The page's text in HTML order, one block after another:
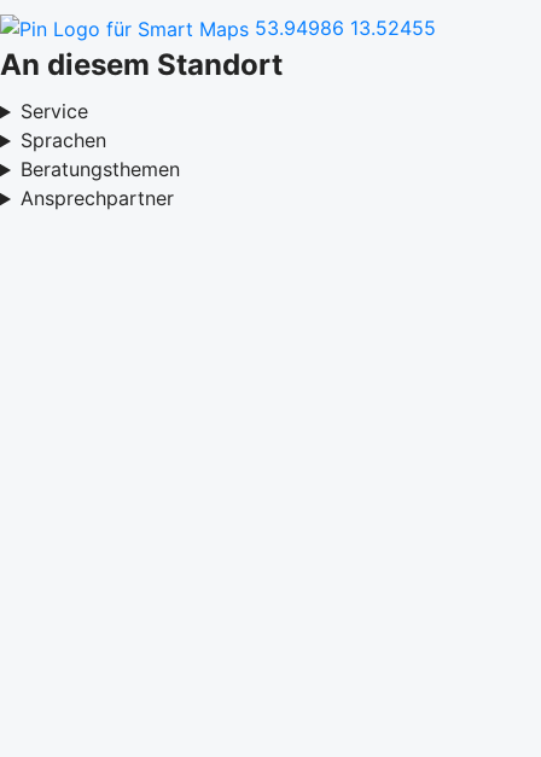
53.94986 13.52455
An diesem Standort
Service
Sprachen
Beratungsthemen
Ansprechpartner